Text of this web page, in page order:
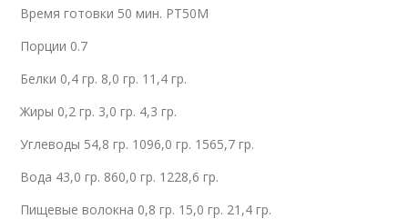
Время готовки 50 мин. PT50M
Порции 0.7
Белки 0,4 гр. 8,0 гр. 11,4 гр.
Жиры 0,2 гр. 3,0 гр. 4,3 гр.
Углеводы 54,8 гр. 1096,0 гр. 1565,7 гр.
Вода 43,0 гр. 860,0 гр. 1228,6 гр.
Пищевые волокна 0,8 гр. 15,0 гр. 21,4 гр.